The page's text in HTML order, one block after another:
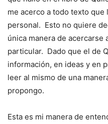
me acerco a todo texto
personal. Esto no quiere
única manera de acercarse
particular. Dado que el de
información, en ideas y en
leer al mismo de una
propongo.
Esta es mi manera de